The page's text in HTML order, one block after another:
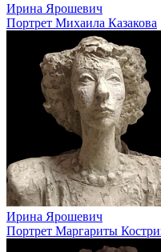
Ирина Ярошевич
Портрет Михаила Казакова
Ирина Ярошевич
Портрет Маргариты